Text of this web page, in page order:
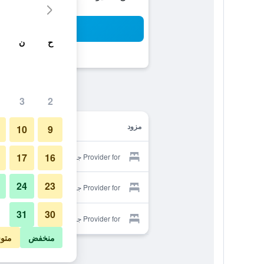
مزود
Provider for جراند أوركيد فيلا ريزورت
Provider for جراند أوركيد فيلا ريزورت
Provider for جراند أوركيد فيلا ريزورت
ح ن
2
3
9
10
16
17
23
24
30
31
منخفض